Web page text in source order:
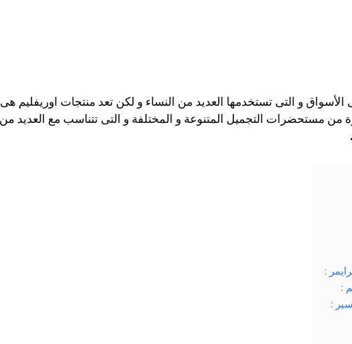
و التى تستخدمها العديد من النساء و لكن تعد منتجات اوريفليم
مستحضرات التجميل المتنوعة و المختلفة و التى تتناسب مع العديد
:
:
: